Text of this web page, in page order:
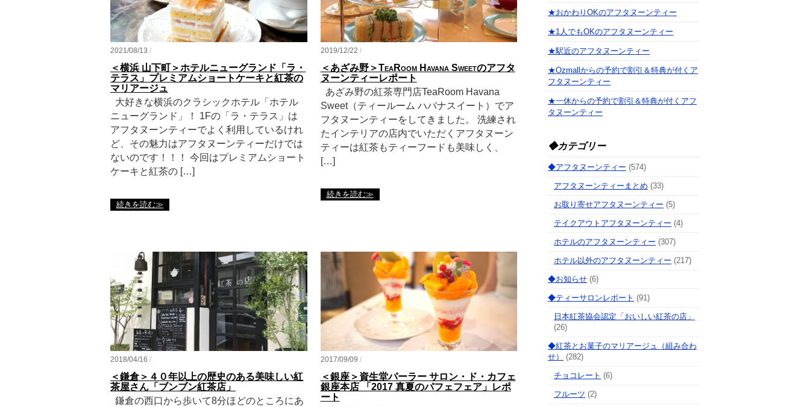
2021/08/13 /
＜横浜 山下町＞ホテルニューグランド「ラ・
テラス」プレミアムショートケーキと紅茶の
マリアージュ
大好きな横浜のクラシックホテル「ホテル
ニューグランド」！ 1Fの「ラ・テラス」は
アフタヌーンティーでよく利用しているけれ
ど、その魅力はアフタヌーンティーだけでは
ないのです！！！ 今回はプレミアムショート
ケーキと紅茶の […]
続きを読む≫
2019/12/22 /
＜あざみ野＞TeaRoom Havana Sweetのアフタ
ヌーンティーレポート
あざみ野の紅茶専門店TeaRoom Havana
Sweet（ティールーム ハバナスイート）でア
フタヌーンティーをしてきました。 洗練され
たインテリアの店内でいただくアフタヌーン
ティーは紅茶もティーフードも美味しく、
[…]
続きを読む≫
2018/04/16 /
＜鎌倉＞４０年以上の歴史のある美味しい紅
茶屋さん「ブンブン紅茶店」
鎌倉の西口から歩いて8分ほどのところにあ
2017/09/09 /
＜銀座＞資生堂パーラー サロン・ド・カフェ
銀座本店 「2017 真夏のパフェフェア」レポ
ート
★おかわりOKのアフタヌーンティー
★1人でもOKのアフタヌーンティー
★駅近のアフタヌーンティー
★Ozmallからの予約で割引＆特典が付くア
フタヌーンティー
★一休からの予約で割引＆特典が付くアフ
タヌーンティー
◆カテゴリー
◆アフタヌーンティー (574)
アフタヌーンティーまとめ (33)
お取り寄せアフタヌーンティー (5)
テイクアウトアフタヌーンティー (4)
ホテルのアフタヌーンティー (307)
ホテル以外のアフタヌーンティー (217)
◆お知らせ (6)
◆ティーサロンレポート (91)
日本紅茶協会認定「おいしい紅茶の店」
(26)
◆紅茶とお菓子のマリアージュ（組み合わ
せ）
(282)
チョコレート (6)
フルーツ (2)